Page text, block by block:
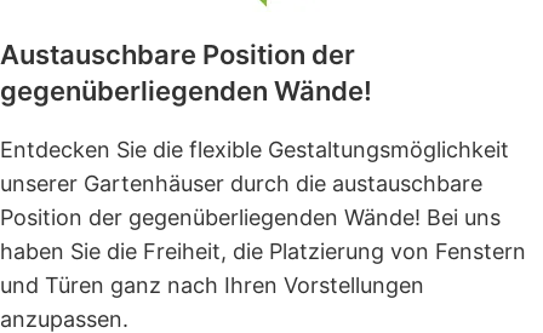
Austauschbare Position der
gegenüberliegenden Wände!
Entdecken Sie die flexible Gestaltungsmöglichkeit
unserer Gartenhäuser durch die austauschbare
Position der gegenüberliegenden Wände! Bei uns
haben Sie die Freiheit, die Platzierung von Fenstern
und Türen ganz nach Ihren Vorstellungen
anzupassen.